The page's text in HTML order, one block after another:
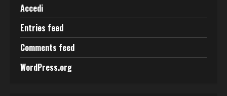
Accedi
Entries feed
Comments feed
WordPress.org